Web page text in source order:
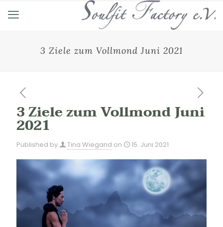
3 Ziele zum Vollmond Juni 2021
3 Ziele zum Vollmond Juni
2021
Published by Tina Wiegand on 15. Juni 2021